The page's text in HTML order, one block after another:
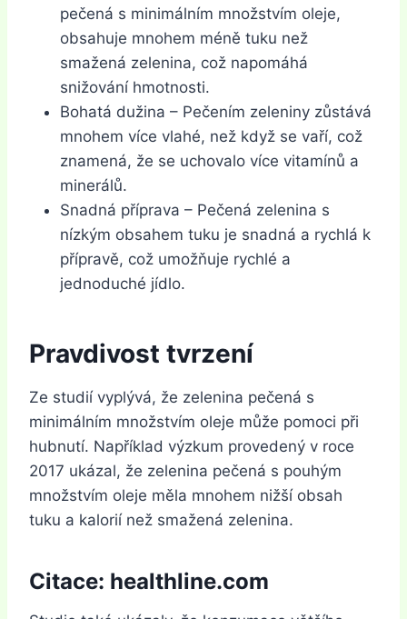
pečená s minimálním množstvím oleje,
obsahuje mnohem méně tuku než
smažená zelenina, což napomáhá
snižování hmotnosti.
Bohatá dužina – Pečením zeleniny zůstává
mnohem více vlahé, než když se vaří, což
znamená, že se uchovalo více vitamínů a
minerálů.
Snadná příprava – Pečená zelenina s
nízkým obsahem tuku je snadná a rychlá k
přípravě, což umožňuje rychlé a
jednoduché jídlo.
Pravdivost tvrzení
Ze studií vyplývá, že zelenina pečená s
minimálním množstvím oleje může pomoci při
hubnutí. Například výzkum provedený v roce
2017 ukázal, že zelenina pečená s pouhým
množstvím oleje měla mnohem nižší obsah
tuku a kalorií než smažená zelenina.
Citace: healthline.com